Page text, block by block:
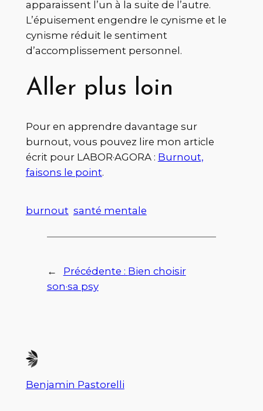
apparaissent l’un à la suite de l’autre.
L’épuisement engendre le cynisme et le
cynisme réduit le sentiment
d’accomplissement personnel.
Aller plus loin
Pour en apprendre davantage sur
burnout, vous pouvez lire mon article
écrit pour LABOR·AGORA : Burnout,
faisons le point.
burnout santé mentale
← Précédente : Bien choisir
son·sa psy
Benjamin Pastorelli